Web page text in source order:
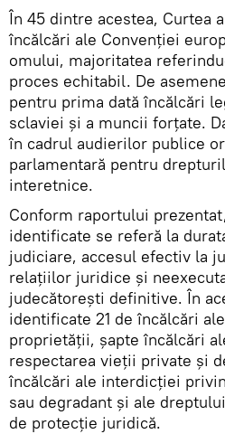
În 45 dintre acestea, Curtea
încălcări ale Convenției
omului, majoritatea
proces echitabil. De
pentru prima dată încălcări
sclaviei și a muncii forțate.
în cadrul audierilor publice
parlamentară pentru
interetnice.
Conform raportului
identificate se referă la
judiciare, accesul efectiv la
relațiilor juridice și
judecătorești definitive. În
identificate 21 de încălcări
proprietății, șapte încălcări
respectarea vieții private și
încălcări ale interdicției
sau degradant și ale
de protecție juridică.